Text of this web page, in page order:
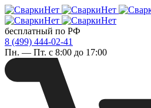
бесплатный по РФ
8 (499) 444-02-41
Пн. — Пт. с 8:00 до 17:00